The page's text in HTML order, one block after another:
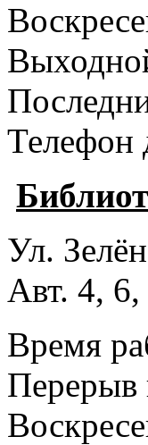
Телефон
Ул.
Авт. 4, 6,
Время
Перерыв